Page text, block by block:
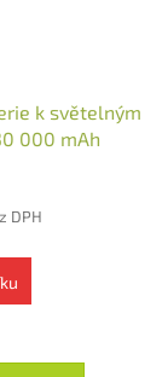
k světelným
000 mAh
DPH